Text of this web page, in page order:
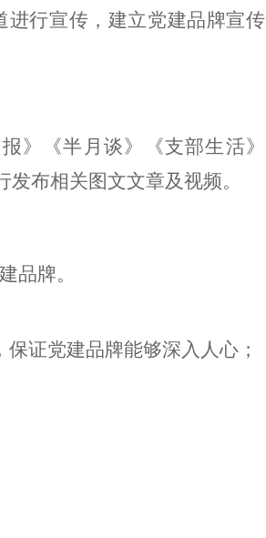
行宣传，建立党建品牌宣传
》《半月谈》《支部生活》
布相关图文文章及视频。
品牌。
证党建品牌能够深入人心；